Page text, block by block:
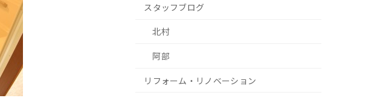
スタッフブログ
北村
阿部
リフォーム・リノベーション